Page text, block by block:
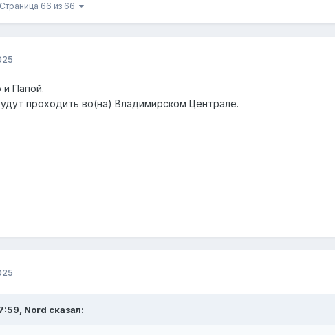
Страница 66 из 66
Папой.
проходить во(на) Владимирском Централе.
Nord сказал: